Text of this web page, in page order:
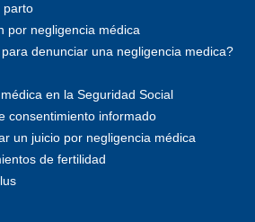
parto
por negligencia médica
denunciar una negligencia medica?
en la Seguridad Social
consentimiento informado
un juicio por negligencia médica
de fertilidad